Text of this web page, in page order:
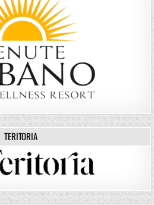
TERITORIA